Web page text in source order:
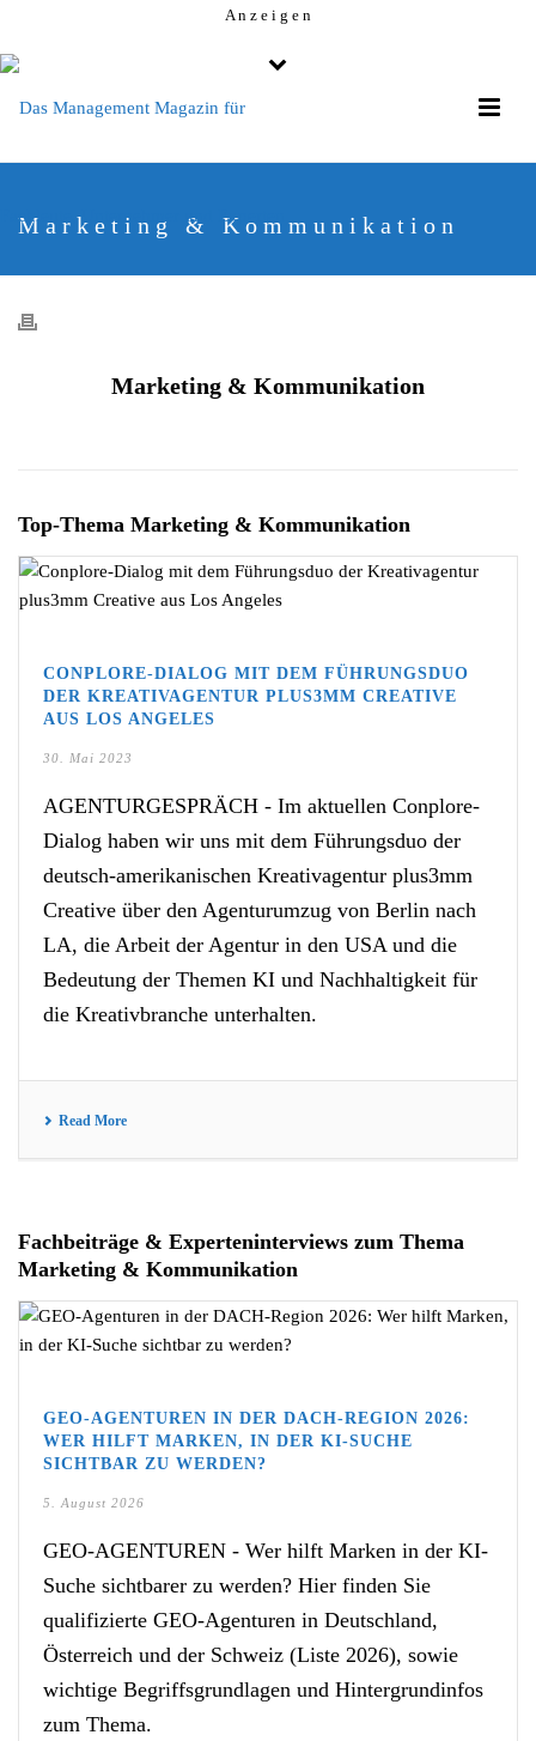
A n z e i g e n
Marketing & Kommunikation
Marketing & Kommunikation
Top-Thema Marketing & Kommunikation
CONPLORE-DIALOG MIT DEM FÜHRUNGSDUO
DER KREATIVAGENTUR PLUS3MM CREATIVE
AUS LOS ANGELES
30. Mai 2023
AGENTURGESPRÄCH - Im aktuellen Conplore-
Dialog haben wir uns mit dem Führungsduo der
deutsch-amerikanischen Kreativagentur plus3mm
Creative über den Agenturumzug von Berlin nach
LA, die Arbeit der Agentur in den USA und die
Bedeutung der Themen KI und Nachhaltigkeit für
die Kreativbranche unterhalten.
Read More
Fachbeiträge & Experteninterviews zum Thema
Marketing & Kommunikation
GEO-AGENTUREN IN DER DACH-REGION 2026:
WER HILFT MARKEN, IN DER KI-SUCHE
SICHTBAR ZU WERDEN?
5. August 2026
GEO-AGENTUREN - Wer hilft Marken in der KI-
Suche sichtbarer zu werden? Hier finden Sie
qualifizierte GEO-Agenturen in Deutschland,
Österreich und der Schweiz (Liste 2026), sowie
wichtige Begriffsgrundlagen und Hintergrundinfos
zum Thema.